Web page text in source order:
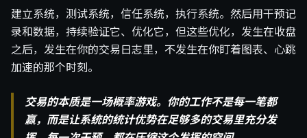
建立系统，测试系统，信任系统，执行系统。然后用干预记
录和数据，持续验证它、优化它，但这些优化，发生在收盘
之后，发生在你的交易日志里，不发生在你盯着图表、心跳
加速的那个时刻。
交易的本质是一场概率游戏。你的工作不是每一笔都
赢，而是让系统的统计优势在足够多的交易里充分发